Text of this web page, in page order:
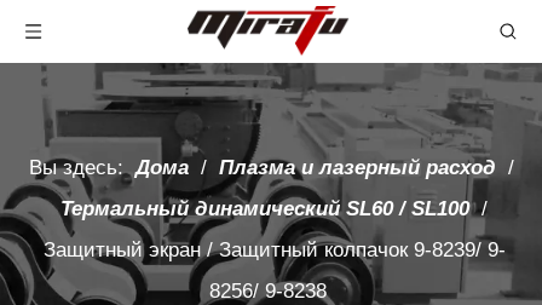
Вы здесь: Дома / Плазма и лазерный расход /
Термальный динамический SL60 / SL100 /
Защитный экран / Защитный колпачок 9-8239/ 9-
8256/ 9-8238